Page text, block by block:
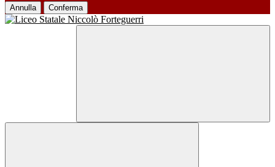
Annulla Conferma